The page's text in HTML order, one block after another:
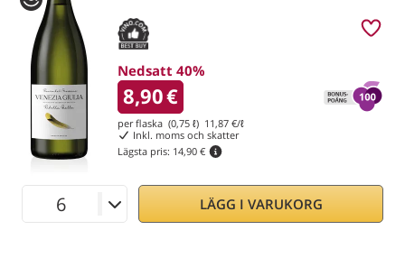
Nedsatt 40%
8,90€
per flaska (0,75 ℓ) 11,87 €/ℓ
Inkl. moms och skatter
Lägsta pris: 14,90 €
LÄGG I VARUKORG